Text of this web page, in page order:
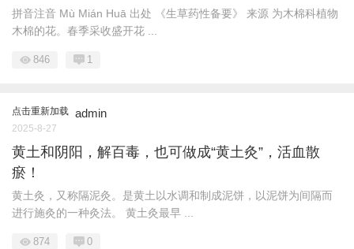
拼音注音 Mù Mián Huā 出处 《生草药性备要》 来源 为木棉科植物
木棉的花。春季采收盛开花 ...
846 1
点击重新加载 admin
2025-8-27
黄土和阴阳，解百毒，也可做成“黄土灸”，活血散
瘀！
黄土灸，又称隔泥灸。是黄土以水调和制成泥饼，以泥饼为间隔而
进行施灸的一种灸法。 黄土灸最早 ...
874 0